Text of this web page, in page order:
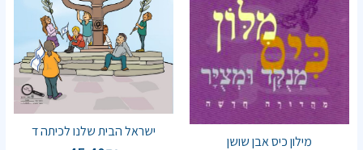
מילון כיס אבן שושן
ישראל הבית שלנו לכיתה ד